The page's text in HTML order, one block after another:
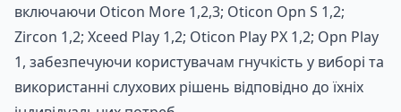
включаючи Oticon More 1,2,3; Oticon Opn S 1,2;
Zircon 1,2; Xceed Play 1,2; Oticon Play PX 1,2; Opn Play
1, забезпечуючи користувачам гнучкість у виборі та
використанні слухових рішень відповідно до їхніх